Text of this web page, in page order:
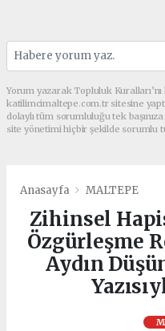
Yorum yazarak Topluluk
katilimcimaltepe.com.tr sitesine
dolaylı tüm sorumluluğu tek
site yönetimi hiçbir şekilde sorumlu
Anasayfa MALTEPE
Zihinsel
Özgürleşme
Aydın